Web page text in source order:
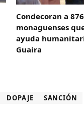
Condecoran a 876
monaguenses
ayuda
Guaira
DOPAJE SANCIÓN